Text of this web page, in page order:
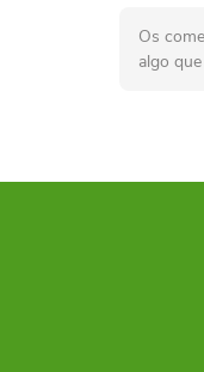
Os
algo